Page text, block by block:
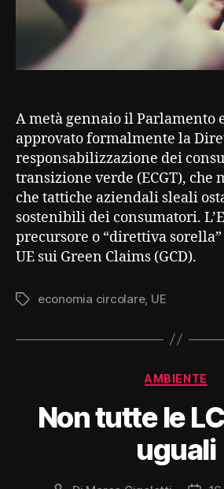
A metà gennaio il Parlamento
approvato formalmente la
responsabilizzazione dei
transizione verde (ECGT), che
che tattiche aziendali sleali
sostenibili dei consumatori.
precursore o “direttiva
UE sui Green Claims (GCD).
Tag economia circolare, UE
AMBIENTE
Non tutte le
uguali